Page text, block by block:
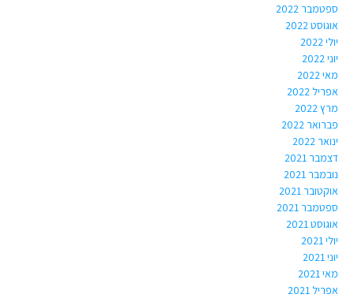
ספטמבר 2022
אוגוסט 2022
יולי 2022
יוני 2022
מאי 2022
אפריל 2022
מרץ 2022
פברואר 2022
ינואר 2022
דצמבר 2021
נובמבר 2021
אוקטובר 2021
ספטמבר 2021
אוגוסט 2021
יולי 2021
יוני 2021
מאי 2021
אפריל 2021